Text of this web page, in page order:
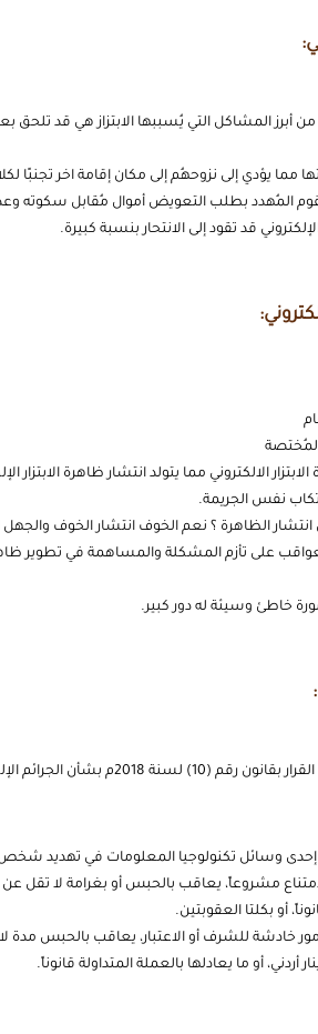
من أبرز المشاكل التي يُسببها الابتزاز هي قد
يؤدي إلى نزوحهُم إلى مكان إقامة اخر تجنبًا
يقوم المُهدد بطلب التعويض أموال مُقابل سكوته
قد تقود إلى الانتحار بنسبة كبيرة.
الالكتروني مما يتولد انتشار ظاهرة الابتزار
نفس الجريمة.
الظاهرة ؟ نعم الخوف انتشار الخوف والجهل
على تأزم المشكلة والمساهمة في تطوير ظاهرة
خاطئ وسيئة له دور كبير.
الجرائم الإلكترونية كتالي:
وسائل تكنولوجيا المعلومات في تهديد شخص
مشروعاً، يعاقب بالحبس أو بغرامة لا تقل عن
أو بكلتا العقوبتين.
أمور خادشة للشرف أو الاعتبار، يعاقب بالحبس
أردني، أو ما يعادلها بالعملة المتداولة قانوناً.